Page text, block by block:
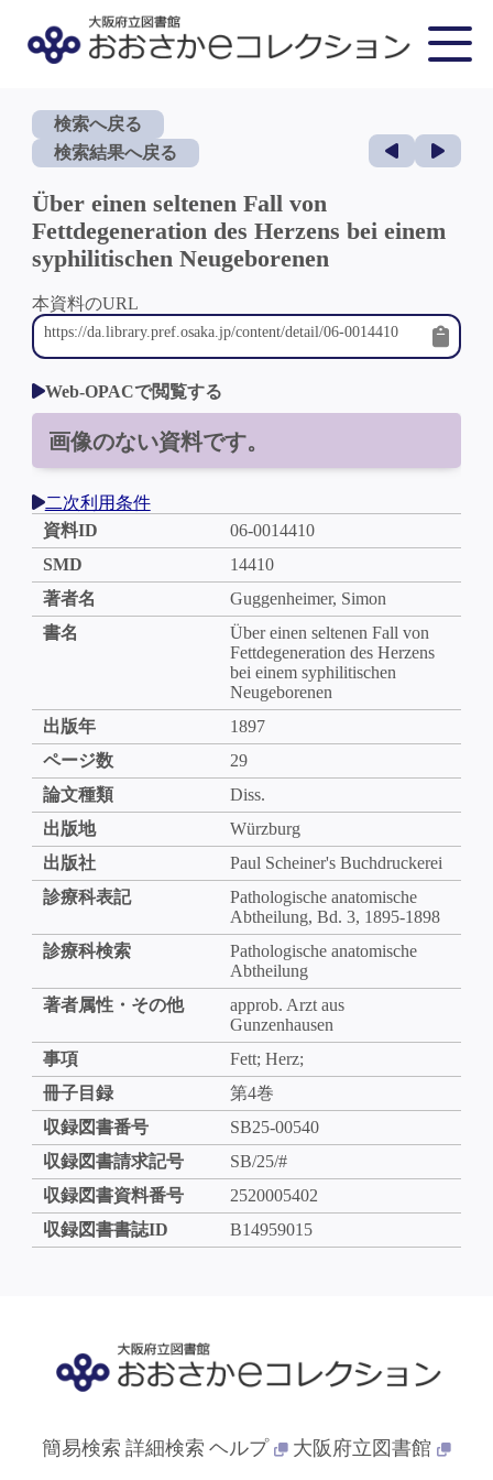
検索へ戻る
検索結果へ戻る
Über einen seltenen Fall von
Fettdegeneration des Herzens bei einem
syphilitischen Neugeborenen
本資料のURL
Web-OPACで閲覧する
画像のない資料です。
二次利用条件
資料ID
06-0014410
SMD
14410
著者名
Guggenheimer, Simon
書名
Über einen seltenen Fall von
Fettdegeneration des Herzens
bei einem syphilitischen
Neugeborenen
出版年
1897
ページ数
29
論文種類
Diss.
出版地
Würzburg
出版社
Paul Scheiner's Buchdruckerei
診療科表記
Pathologische anatomische
Abtheilung, Bd. 3, 1895-1898
診療科検索
Pathologische anatomische
Abtheilung
著者属性・その他
approb. Arzt aus
Gunzenhausen
事項
Fett; Herz;
冊子目録
第4巻
収録図書番号
SB25-00540
収録図書請求記号
SB/25/#
収録図書資料番号
2520005402
収録図書書誌ID
B14959015
簡易検索 詳細検索 ヘルプ 大阪府立図書館